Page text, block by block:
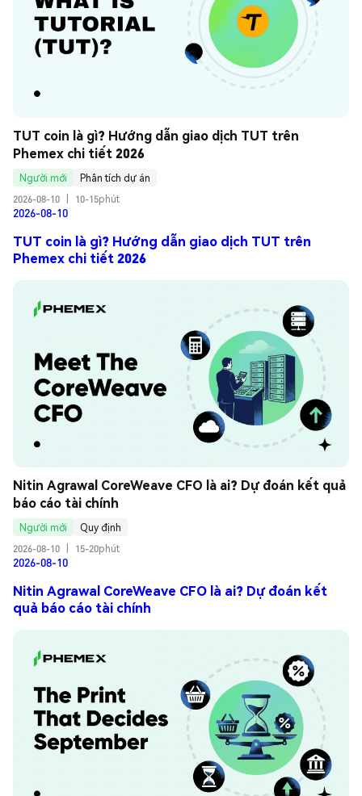
TUT coin là gì? Hướng dẫn giao dịch TUT trên
Phemex chi tiết 2026
Người mới
Phân tích dự án
2026-08-10
10-15phút
2026-08-10
TUT coin là gì? Hướng dẫn giao dịch TUT trên
Phemex chi tiết 2026
Nitin Agrawal CoreWeave CFO là ai? Dự đoán kết quả
báo cáo tài chính
Người mới
Quy định
2026-08-10
15-20phút
2026-08-10
Nitin Agrawal CoreWeave CFO là ai? Dự đoán kết
quả báo cáo tài chính